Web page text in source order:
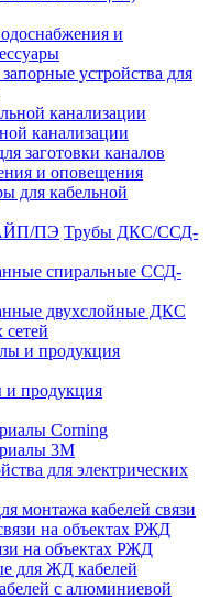
и
устройства для
канализации
заготовки каналов
и оповещения
для кабельной
Трубы ДКС/ССД-
спиральные ССД-
двухслойные ДКС
продукция
Corning
3M
для электрических
монтажа кабелей связи
на объектах РЖД
для ЖД кабелей
с алюминиевой